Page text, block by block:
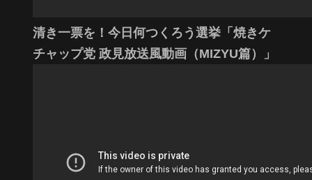
清き一票を！今日何つくろう選挙「焼きケ
チャップ党 政見放送風動画（MIZYU篇）」